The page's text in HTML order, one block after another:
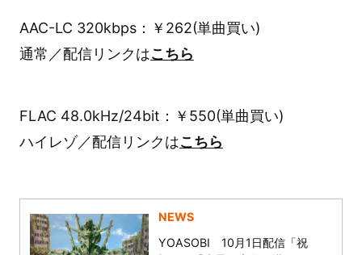
AAC-LC 320kbps：￥262(単曲買い)
通常／配信リンクはこちら
FLAC 48.0kHz/24bit：￥550(単曲買い)
ハイレゾ／配信リンクはこちら
NEWS
YOASOBI 10月1日配信「祝